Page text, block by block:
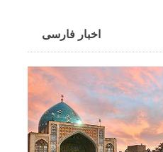
اخبار فارسی